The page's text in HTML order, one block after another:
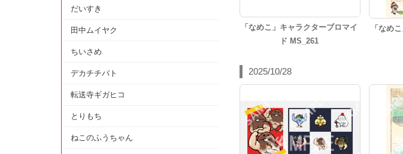
「なめこ」キャラクターブロマイ
ド MS_261
「なめ
2025/10/28
だいすき
田中ムイヤク
ちいさめ
デカチチバト
転送寺ギガヒコ
とりもち
ねこのふうちゃん